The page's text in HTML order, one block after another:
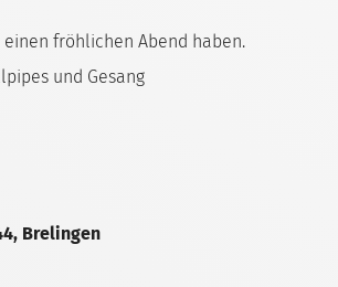
fröhlichen Abend haben.
und Gesang
Brelingen